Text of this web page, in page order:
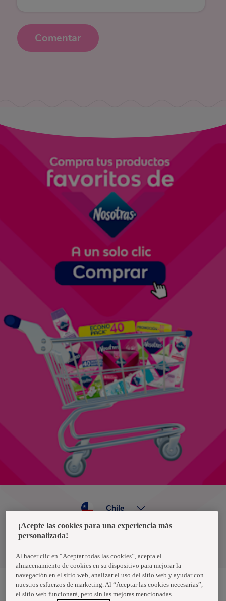
Comentar
Política de privacidad de datos
Chile
¡Acepte las cookies para una experiencia más
personalizada!
Al hacer clic en “Aceptar todas las cookies”, acepta el
almacenamiento de cookies en su dispositivo para mejorar la
navegación en el sitio web, analizar el uso del sitio web y ayudar con
nuestros esfuerzos de marketing. Al “Aceptar las cookies necesarias”,
el sitio web funcionará, pero sin las mejoras mencionadas